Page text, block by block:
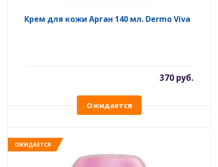
Крем для кожи Арган 140 мл. Dermo Viva
370 руб.
Ожидается
ОЖИДАЕТСЯ